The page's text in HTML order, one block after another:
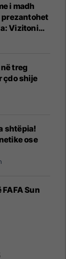
i madh
Vizitoni
treg
çdo shije
shtëpia!
ose
Sun